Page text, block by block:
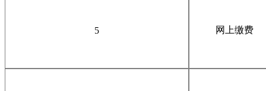
5 网上缴费